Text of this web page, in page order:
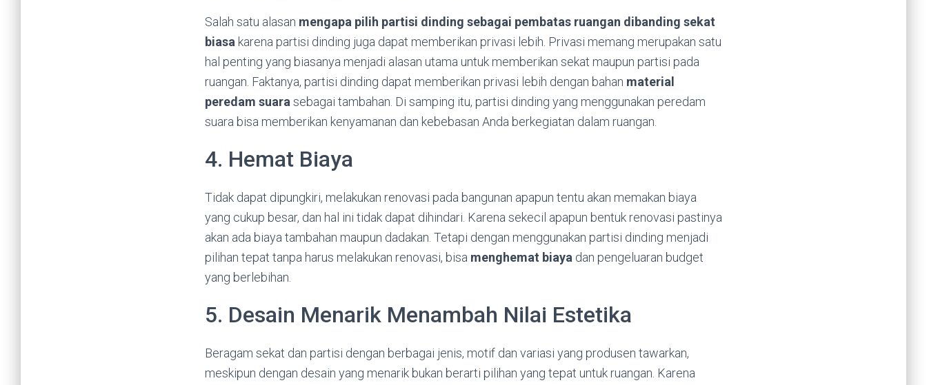
Salah satu alasan mengapa pilih partisi dinding sebagai pembatas ruangan dibanding sekat
biasa karena partisi dinding juga dapat memberikan privasi lebih. Privasi memang merupakan satu
hal penting yang biasanya menjadi alasan utama untuk memberikan sekat maupun partisi pada
ruangan. Faktanya, partisi dinding dapat memberikan privasi lebih dengan bahan material
peredam suarasebagai tambahan. Di samping itu, partisi dinding yang menggunakan peredam
suara bisa memberikan kenyamanan dan kebebasan Anda berkegiatan dalam ruangan.
4. Hemat Biaya
Tidak dapat dipungkiri, melakukan renovasi pada bangunan apapun tentu akan memakan biaya
yang cukup besar, dan hal ini tidak dapat dihindari. Karena sekecil apapun bentuk renovasi pastinya
akan ada biaya tambahan maupun dadakan. Tetapi dengan menggunakan partisi dinding menjadi
pilihan tepat tanpa harus melakukan renovasi, bisa menghemat biaya dan pengeluaran budget
yang berlebihan.
5. Desain Menarik Menambah Nilai Estetika
Beragam sekat dan partisi dengan berbagai jenis, motif dan variasi yang produsen tawarkan,
meskipun dengan desain yang menarik bukan berarti pilihan yang tepat untuk ruangan. Karena